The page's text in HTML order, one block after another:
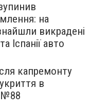
на
викрадені
Іспанії авто
капремонту
в
№88